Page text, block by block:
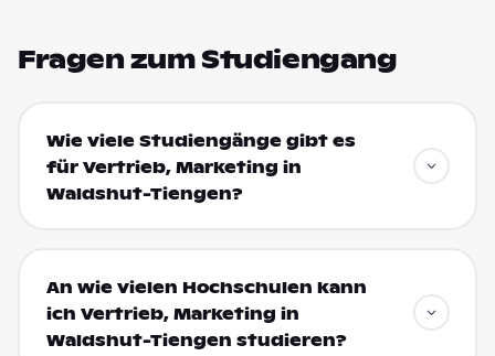
Fragen zum Studiengang
Wie viele Studiengänge gibt es
für Vertrieb, Marketing in
Waldshut-Tiengen?
An wie vielen Hochschulen kann
ich Vertrieb, Marketing in
Waldshut-Tiengen studieren?